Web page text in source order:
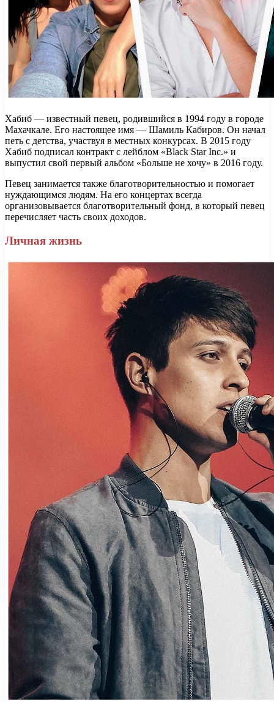
Хабиб — известный певец, родившийся в 1994 году в городе
Махачкале. Его настоящее имя — Шамиль Кабиров. Он начал
петь с детства, участвуя в местных конкурсах. В 2015 году
Хабиб подписал контракт с лейблом «Black Star Inc.» и
выпустил свой первый альбом «Больше не хочу» в 2016 году.
Певец занимается также благотворительностью и помогает
нуждающимся людям. На его концертах всегда
организовывается благотворительный фонд, в который певец
перечисляет часть своих доходов.
Личная жизнь